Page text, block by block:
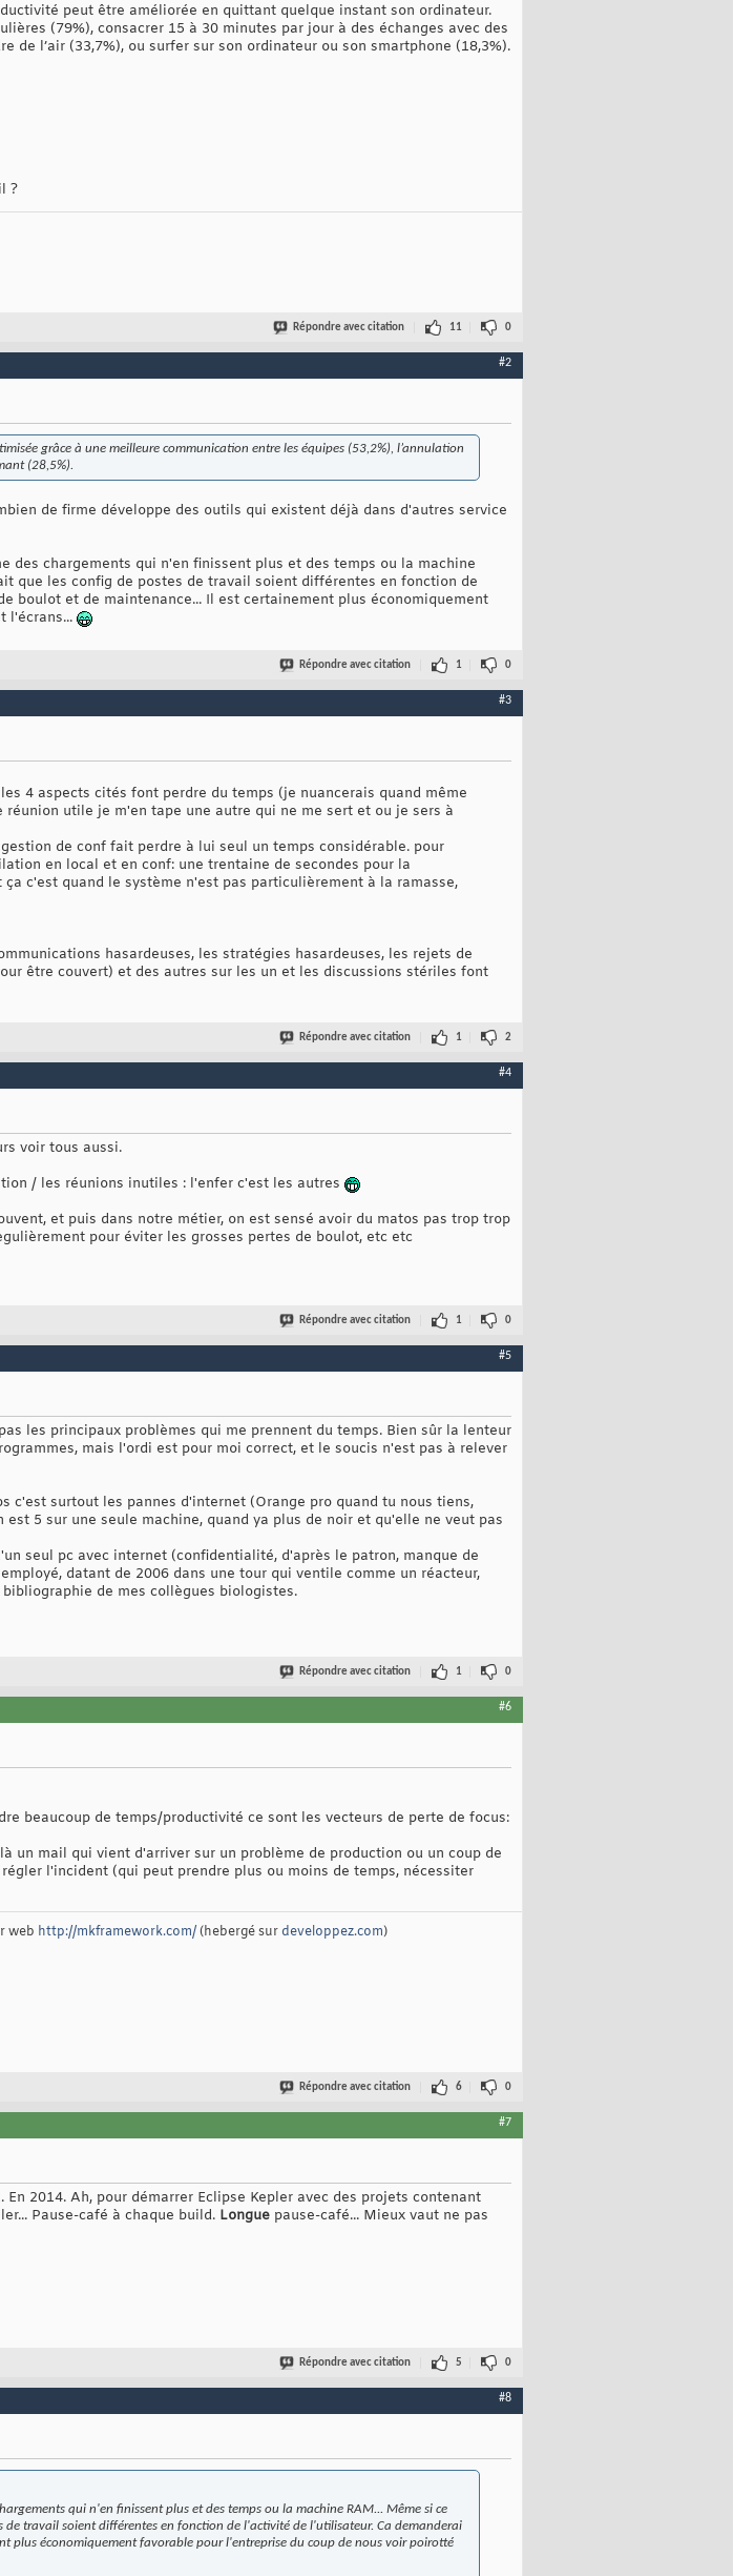
peut être améliorée en quittant quelque instant son ordinateur.
(79%), consacrer 15 à 30 minutes par jour à des échanges avec des
de l’air (33,7%), ou surfer sur son ordinateur ou son smartphone (18,3%).
?
Répondre avec citation 11 0
#2
grâce à une meilleure communication entre les équipes (53,2%), l’annulation
(28,5%).
de firme développe des outils qui existent déjà dans d'autres service
des chargements qui n'en finissent plus et des temps ou la machine
que les config de postes de travail soient différentes en fonction de
boulot et de maintenance... Il est certainement plus économiquement
l'écrans...
Répondre avec citation 1 0
#3
4 aspects cités font perdre du temps (je nuancerais quand même
utile je m'en tape une autre qui ne me sert et ou je sers à
de conf fait perdre à lui seul un temps considérable. pour
en local et en conf: une trentaine de secondes pour la
c'est quand le système n'est pas particulièrement à la ramasse,
hasardeuses, les stratégies hasardeuses, les rejets de
être couvert) et des autres sur les un et les discussions stériles font
Répondre avec citation 1 2
#4
voir tous aussi.
/ les réunions inutiles : l'enfer c'est les autres
et puis dans notre métier, on est sensé avoir du matos pas trop trop
pour éviter les grosses pertes de boulot, etc etc
Répondre avec citation 1 0
#5
les principaux problèmes qui me prennent du temps. Bien sûr la lenteur
mais l'ordi est pour moi correct, et le soucis n'est pas à relever
c'est surtout les pannes d'internet (Orange pro quand tu nous tiens,
5 sur une seule machine, quand ya plus de noir et qu'elle ne veut pas
seul pc avec internet (confidentialité, d'après le patron, manque de
datant de 2006 dans une tour qui ventile comme un réacteur,
de mes collègues biologistes.
Répondre avec citation 1 0
#6
beaucoup de temps/productivité ce sont les vecteurs de perte de focus:
un mail qui vient d'arriver sur un problème de production ou un coup de
l'incident (qui peut prendre plus ou moins de temps, nécessiter
web http://mkframework.com/(hebergé sur developpez.com)
Répondre avec citation 6 0
#7
2014. Ah, pour démarrer Eclipse Kepler avec des projets contenant
Pause-café à chaque build. Longue pause-café... Mieux vaut ne pas
Répondre avec citation 5 0
#8
qui n'en finissent plus et des temps ou la machine RAM... Même si ce
travail soient différentes en fonction de l'activité de l'utilisateur. Ca demanderai
plus économiquement favorable pour l'entreprise du coup de nous voir poirotté